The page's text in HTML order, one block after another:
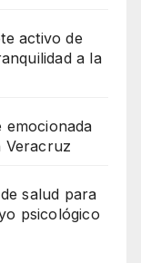
activo de
a la
emocionada
Veracruz
salud para
psicológico